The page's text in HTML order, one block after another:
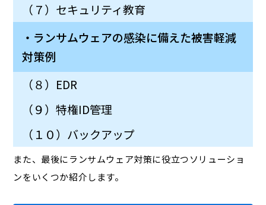
（７）セキュリティ教育
・ランサムウェアの感染に備えた被害軽減
対策例
（８）EDR
（９）特権ID管理
（１０）バックアップ
また、最後にランサムウェア対策に役立つソリューショ
ンをいくつか紹介します。